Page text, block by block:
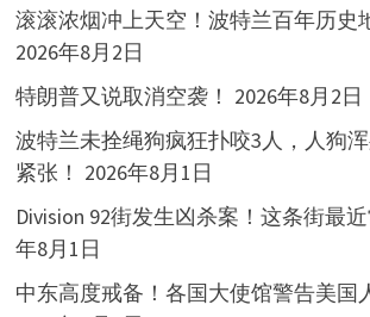
滚滚浓烟冲上天空！波特兰百年历史
2026年8月2日
特朗普又说取消空袭！ 2026年8月2日
波特兰未拴绳狗疯狂扑咬3人，人狗
紧张！ 2026年8月1日
Division 92街发生凶杀案！这条街最
年8月1日
中东高度戒备！各国大使馆警告美国